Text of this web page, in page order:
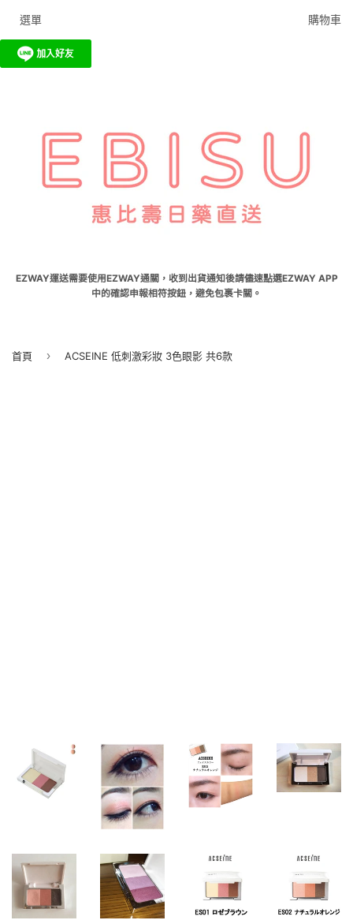
EZWAY運送需要使用EZWAY通關，收到出貨通知後請儘速點選EZWAY APP
中的確認申報相符按鈕，避免包裹卡關。
選單 購物車
首頁 › ACSEINE 低刺激彩妝 3色眼影 共6款